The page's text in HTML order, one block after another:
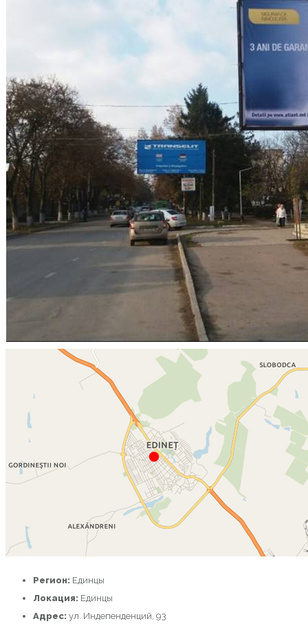
Регион: Единцы
Локация: Единцы
Адрес: ул. Индепенденций, 93